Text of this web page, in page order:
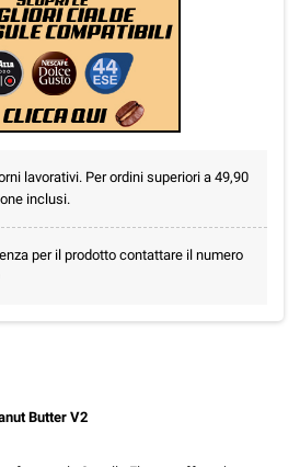
lavorativi. Per ordini superiori a 49,90
inclusi.
per il prodotto contattare il numero
Butter V2